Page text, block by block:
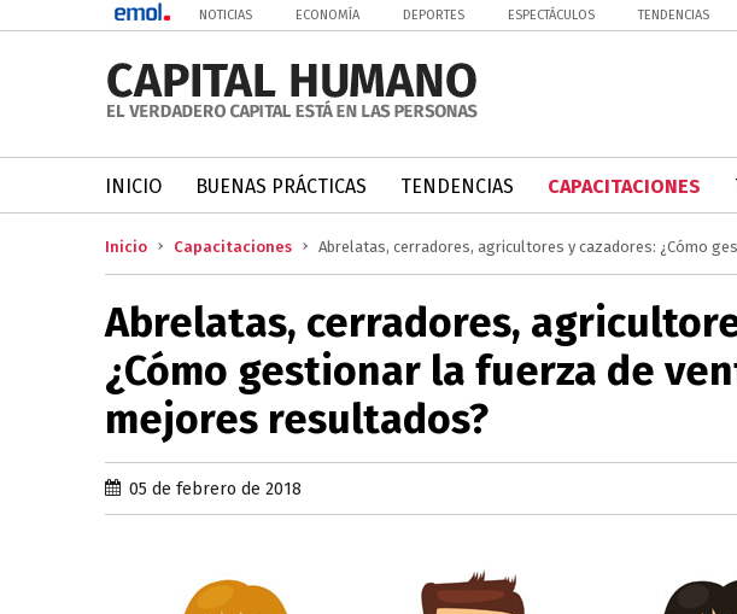
NOTICIAS ECONOMÍA DEPORTES ESPECTÁCULOS TENDENCIAS
INICIO BUENAS PRÁCTICAS TENDENCIAS CAPACITACIONES
Inicio Capacitaciones Abrelatas, cerradores, agricultores y cazadores: ¿Cómo
Abrelatas, cerradores,
¿Cómo gestionar la fuerza de
mejores resultados?
05 de febrero de 2018